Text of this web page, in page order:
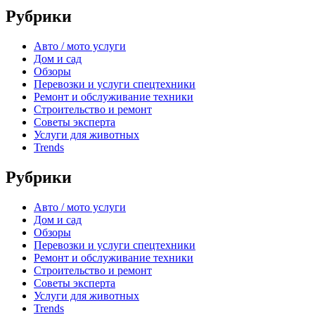
Рубрики
Авто / мото услуги
Дом и сад
Обзоры
Перевозки и услуги спецтехники
Ремонт и обслуживание техники
Строительство и ремонт
Советы эксперта
Услуги для животных
Trends
Рубрики
Авто / мото услуги
Дом и сад
Обзоры
Перевозки и услуги спецтехники
Ремонт и обслуживание техники
Строительство и ремонт
Советы эксперта
Услуги для животных
Trends